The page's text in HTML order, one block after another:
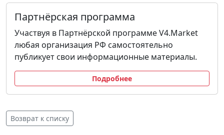
Партнёрская программа
Участвуя в Партнёрской программе V4.Market
любая организация РФ самостоятельно
публикует свои информационные материалы.
Подробнее
Возврат к списку